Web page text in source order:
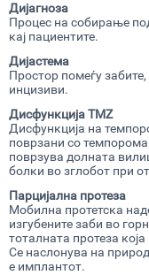
Дијагноза
Процес на собирање
кај пациентите.
Дијастема
Простор помеѓу
инцизиви.
ДисфункцијаTMZ
Дисфункција на
поврзани со
поврзува долната
болки во зглобот при
Парцијална протеза
Мобилна протетска
изгубените заби во
тоталната протеза
Се наслонува на
е имплантот.